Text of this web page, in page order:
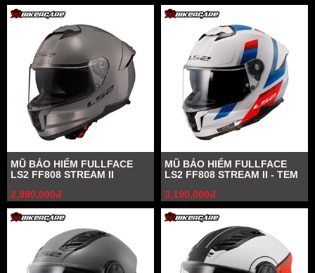
MŨ BẢO HIỂM FULLFACE
LS2 FF808 STREAM II
2,990,000đ
MŨ BẢO HIỂM FULLFACE
LS2 FF808 STREAM II - TEM
3,190,000đ